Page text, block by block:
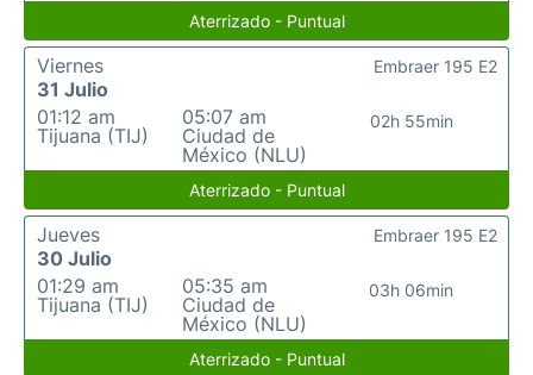
Aterrizado - Puntual
Viernes
31 Julio
01:12 am
Tijuana (TIJ)
05:07 am
Ciudad de
México (NLU)
02h 55min
Embraer 195 E2
Aterrizado - Puntual
Jueves
30 Julio
01:29 am
Tijuana (TIJ)
05:35 am
Ciudad de
México (NLU)
03h 06min
Embraer 195 E2
Aterrizado - Puntual